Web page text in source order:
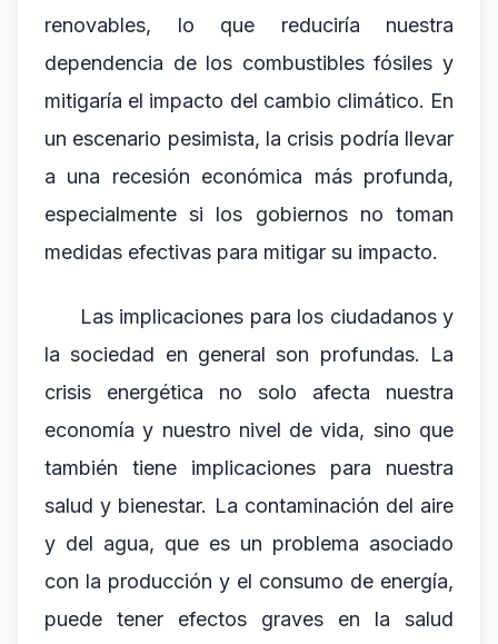
renovables, lo que reduciría nuestra
dependencia de los combustibles fósiles y
mitigaría el impacto del cambio climático. En
un escenario pesimista, la crisis podría llevar
a una recesión económica más profunda,
especialmente si los gobiernos no toman
medidas efectivas para mitigar su impacto.
Las implicaciones para los ciudadanos y
la sociedad en general son profundas. La
crisis energética no solo afecta nuestra
economía y nuestro nivel de vida, sino que
también tiene implicaciones para nuestra
salud y bienestar. La contaminación del aire
y del agua, que es un problema asociado
con la producción y el consumo de energía,
puede tener efectos graves en la salud